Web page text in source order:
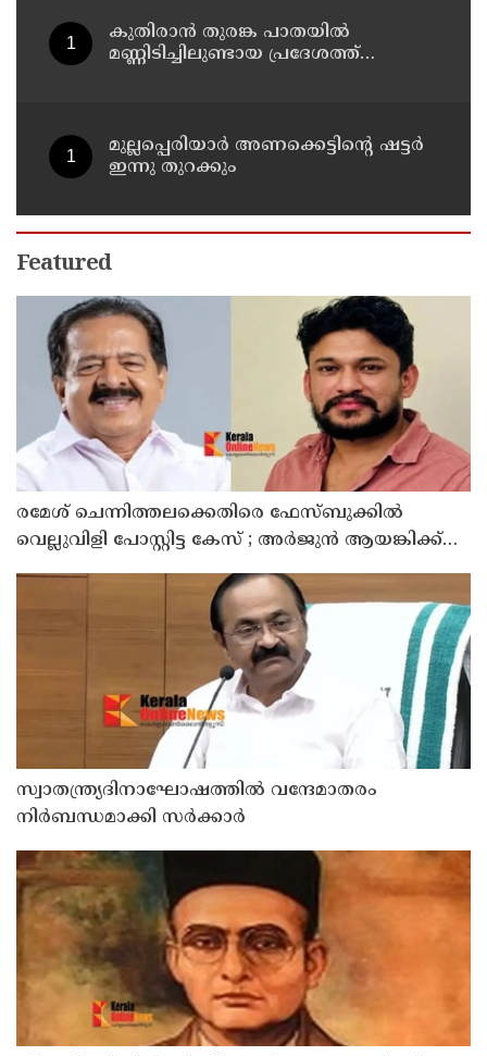
കുതിരാന്‍ തുരങ്ക പാതയില്‍
മണ്ണിടിച്ചിലുണ്ടായ പ്രദേശത്ത്
മുല്ലപ്പെരിയാര്‍ അണക്കെട്ടിന്റെ ഷട്ടര്‍
ഇന്നു തുറക്കും
Featured
രമേശ് ചെന്നിത്തലക്കെതിരെ ഫേസ്ബുക്കില്‍
വെല്ലുവിളി പോസ്റ്റിട്ട കേസ് ; അര്‍ജുന്‍ ആയങ്കിക്ക്
എതിരെ കേസെടുത്ത് കണ്ണൂര്‍ സൈബര്‍ പൊലീസ്
സ്വാതന്ത്ര്യദിനാഘോഷത്തില്‍ വന്ദേമാതരം
നിര്‍ബന്ധമാക്കി സര്‍ക്കാര്‍